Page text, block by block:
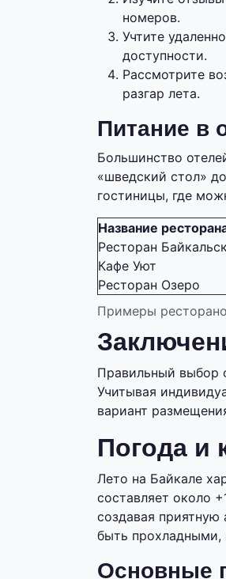
номеров.
Учтите
доступности.
Рассмотрите
разгар лета.
Питание в
Большинство
«шведский стол»
гостиницы, где
Примеры
Название
Ресторан
Кафе Уют
Ресторан Озеро
Правильный выбор
Учитывая
вариант
Погода и
Лето на Байкале
составляет около
создавая приятную
быть прохладными,
Основные